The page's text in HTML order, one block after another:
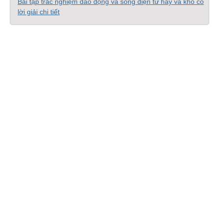
Bài tập trắc nghiệm dao động và sóng điện từ hay và khó có
lời giải chi tiết